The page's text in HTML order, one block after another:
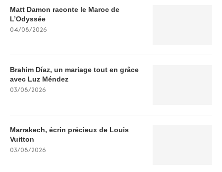
Matt Damon raconte le Maroc de
L’Odyssée
04/08/2026
Brahim Díaz, un mariage tout en grâce
avec Luz Méndez
03/08/2026
Marrakech, écrin précieux de Louis
Vuitton
03/08/2026